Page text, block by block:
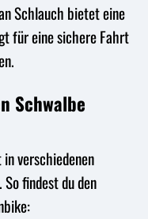
Schlauch bietet eine
für eine sichere Fahrt
Schwalbe
verschiedenen
findest du den